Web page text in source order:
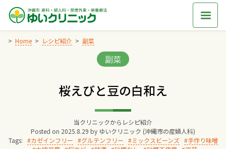
Skip
content
Home レシピ紹介 副菜
Categories:
副菜
桜えびと豆の白和え
当クリニックからレシピ紹介
Posted on 2025.8.29 by ゆいクリニック (沖縄市の産婦人科)
Tags:
カゼインフリー グルテンフリー ミックスビーンズ
手作り味噌
院長からのごあいさつ